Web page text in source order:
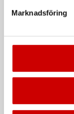
Marknadsföring